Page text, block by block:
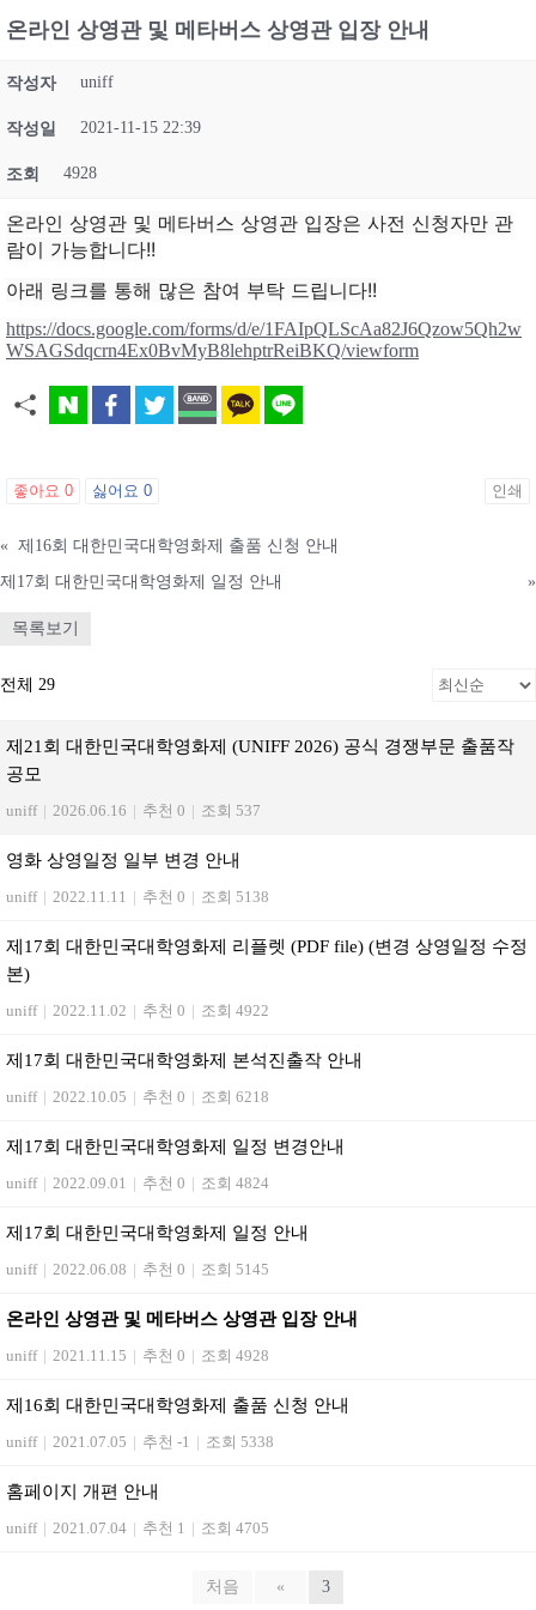
온라인 상영관 및 메타버스 상영관 입장 안내
작성자 uniff
작성일 2021-11-15 22:39
조회 4928
온라인 상영관 및 메타버스 상영관 입장은 사전 신청자만 관
람이 가능합니다!!
아래 링크를 통해 많은 참여 부탁 드립니다!!
https://docs.google.com/forms/d/e/1FAIpQLScAa82J6Qzow5Qh2w
WSAGSdqcrn4Ex0BvMyB8lehptrReiBKQ/viewform
좋아요 0 싫어요 0 인쇄
« 제16회 대한민국대학영화제 출품 신청 안내
제17회 대한민국대학영화제 일정 안내
»
목록보기
전체 29
제21회 대한민국대학영화제 (UNIFF 2026) 공식 경쟁부문 출품작
공모
uniff | 2026.06.16 | 추천 0 | 조회 537
영화 상영일정 일부 변경 안내
uniff | 2022.11.11 | 추천 0 | 조회 5138
제17회 대한민국대학영화제 리플렛 (PDF file) (변경 상영일정 수정
본)
uniff | 2022.11.02 | 추천 0 | 조회 4922
제17회 대한민국대학영화제 본석진출작 안내
uniff | 2022.10.05 | 추천 0 | 조회 6218
제17회 대한민국대학영화제 일정 변경안내
uniff | 2022.09.01 | 추천 0 | 조회 4824
제17회 대한민국대학영화제 일정 안내
uniff | 2022.06.08 | 추천 0 | 조회 5145
온라인 상영관 및 메타버스 상영관 입장 안내
uniff | 2021.11.15 | 추천 0 | 조회 4928
제16회 대한민국대학영화제 출품 신청 안내
uniff | 2021.07.05 | 추천 -1 | 조회 5338
홈페이지 개편 안내
uniff | 2021.07.04 | 추천 1 | 조회 4705
처음 « 3